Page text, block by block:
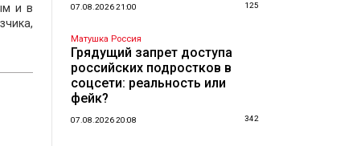
и в
07.08.2026 21:00 125
Матушка Россия
Грядущий запрет доступа
российских подростков в
соцсети: реальность или
фейк?
07.08.2026 20:08 342